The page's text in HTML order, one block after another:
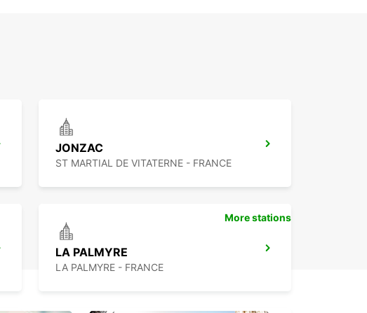
JONZAC
ST MARTIAL DE VITATERNE - FRANCE
LA PALMYRE
LA PALMYRE - FRANCE
More stations